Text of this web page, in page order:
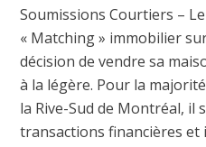
Soumissions Courtiers –
« Matching » immobilier
décision de vendre sa
à la légère. Pour la
la Rive-Sud de Montréal, il
transactions financières et